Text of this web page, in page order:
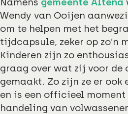
Wendy van Ooijen
om te helpen met het
tijdcapsule, zeker op zo’n
Kinderen zijn zo
graag over wat zij voor de
gemaakt. Zo zijn ze er ook
en is een officieel moment
handeling van